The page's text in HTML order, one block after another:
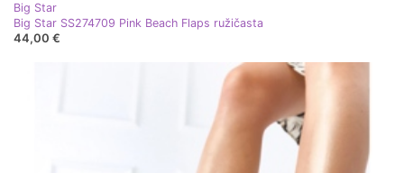
Big Star
Big Star SS274709 Pink Beach Flaps ružičasta
44,00 €